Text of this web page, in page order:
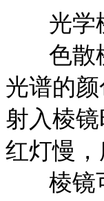
光学棱
色散棱
光谱的
射入棱
红灯慢
棱镜可